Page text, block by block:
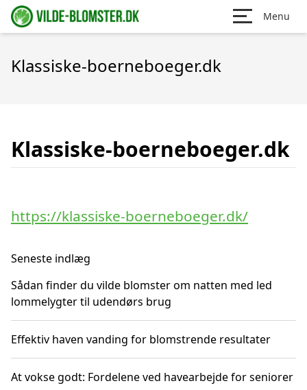
Menu
Klassiske-boerneboeger.dk
Klassiske-boerneboeger.dk
https://klassiske-boerneboeger.dk/
Seneste indlæg
Sådan finder du vilde blomster om natten med led
lommelygter til udendørs brug
Effektiv haven vanding for blomstrende resultater
At vokse godt: Fordelene ved havearbejde for seniorer